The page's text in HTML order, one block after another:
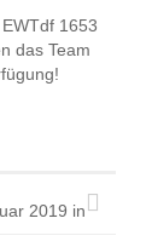
1653
das Team
2019 in